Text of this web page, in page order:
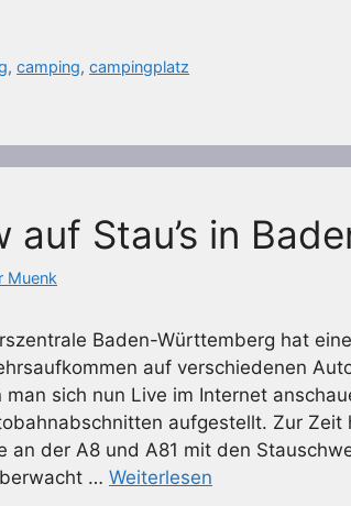
,camping,campingplatz
auf Stau’s in
Muenk
Baden-Württemberg hat
auf verschiedenen
sich nun Live im Internet
aufgestellt. Zur Zeit
an der A8 und A81 mit den
… Weiterlesen